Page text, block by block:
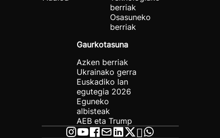
berriak
Osasuneko
berriak
Gaurkotasuna
Azken berriak
Ukrainako gerra
Euskadiko lan
egutegia 2026
Eguneko
albisteak
AEB eta Trump